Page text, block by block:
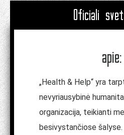
Oficiali
apie:
„Health & Help“ yra
nevyriausybinė
organizacija, teikianti
besivystančiose šalyse.